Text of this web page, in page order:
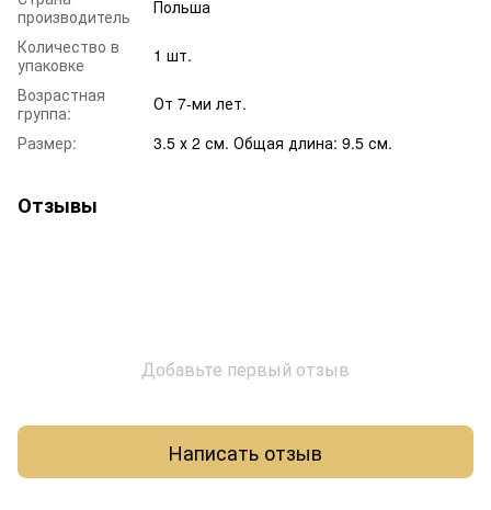
производитель
Польша
Количество в
упаковке
1 шт.
Возрастная
группа:
От 7-ми лет.
Размер:
3.5 х 2 см. Общая длина: 9.5 см.
Отзывы
Добавьте первый отзыв
Написать отзыв